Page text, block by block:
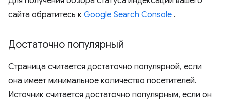
сайта обратитесь к Google Search Console .
Достаточно популярный
Страница считается достаточно популярной, если
она имеет минимальное количество посетителей.
Источник считается достаточно популярным, если он